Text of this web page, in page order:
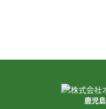
鹿児